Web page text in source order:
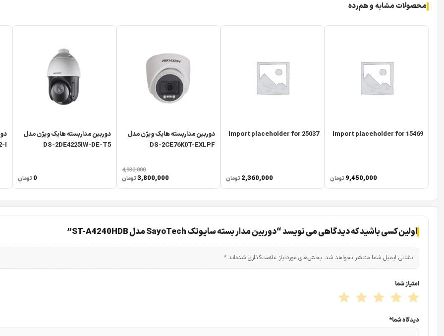
فاصله کانونی : 3.6 میلیمتر
برد دید در شب : 40 متر
فریم ریت : 25 فریم در ثانیه
زمان شاتر : 1/25-1/500000 ثانیه
خروجی ویدیویی : AHD/CVBS
منبع تغذیه : 12V DC
محصولات مشابه و هم‌رده
Import placeholder for 15469
9,450,000 تومان
Import placeholder for 25037
2,360,000 تومان
دوربین مداربسته هایک ویژن مدل
DS-2CE76K0T-EXLPF
4,930,000
3,800,000تومان
دوربین مداربسته هایک ویژن مدل
DS-2DE4225IW-DE-T5
0 تومان
I
اولین کسی باشید که دیدگاهی می نویسد “دوربین مدار بسته سایوتک SayoTech مدل ST-A4240HDB”
نشانی ایمیل شما منتشر نخواهد شد. بخش‌های موردنیاز علامت‌گذاری شده‌اند *
امتیاز شما
دیدگاه شما*